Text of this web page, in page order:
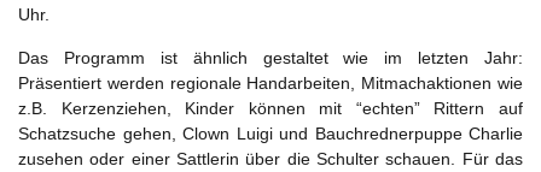
Uhr.
Das Programm ist ähnlich gestaltet wie im letzten Jahr:
Präsentiert werden regionale Handarbeiten, Mitmachaktionen wie
z.B. Kerzenziehen, Kinder können mit “echten” Rittern auf
Schatzsuche gehen, Clown Luigi und Bauchrednerpuppe Charlie
zusehen oder einer Sattlerin über die Schulter schauen. Für das